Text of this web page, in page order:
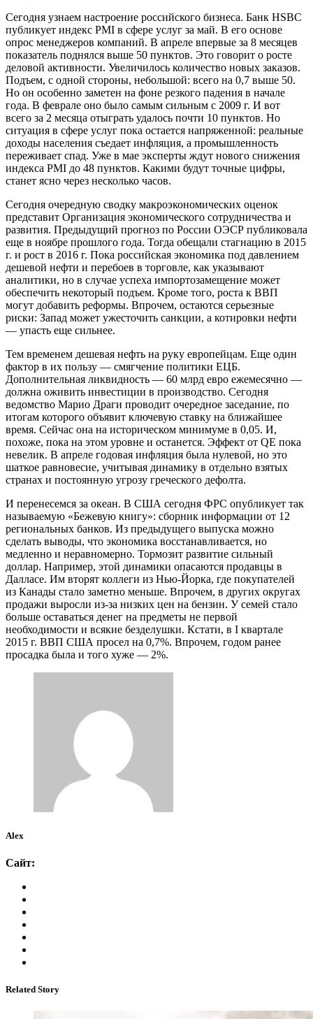
Сегодня узнаем настроение российского бизнеса. Банк HSBC
публикует индекс PMI в сфере услуг за май. В его основе
опрос менеджеров компаний. В апреле впервые за 8 месяцев
показатель поднялся выше 50 пунктов. Это говорит о росте
деловой активности. Увеличилось количество новых заказов.
Подъем, с одной стороны, небольшой: всего на 0,7 выше 50.
Но он особенно заметен на фоне резкого падения в начале
года. В феврале оно было самым сильным с 2009 г. И вот
всего за 2 месяца отыграть удалось почти 10 пунктов. Но
ситуация в сфере услуг пока остается напряженной: реальные
доходы населения съедает инфляция, а промышленность
переживает спад. Уже в мае эксперты ждут нового снижения
индекса PMI до 48 пунктов. Какими будут точные цифры,
станет ясно через несколько часов.
Сегодня очередную сводку макроэкономических оценок
представит Организация экономического сотрудничества и
развития. Предыдущий прогноз по России ОЭСР публиковала
еще в ноябре прошлого года. Тогда обещали стагнацию в 2015
г. и рост в 2016 г. Пока российская экономика под давлением
дешевой нефти и перебоев в торговле, как указывают
аналитики, но в случае успеха импортозамещение может
обеспечить некоторый подъем. Кроме того, роста к ВВП
могут добавить реформы. Впрочем, остаются серьезные
риски: Запад может ужесточить санкции, а котировки нефти
— упасть еще сильнее.
Тем временем дешевая нефть на руку европейцам. Еще один
фактор в их пользу — смягчение политики ЕЦБ.
Дополнительная ликвидность — 60 млрд евро ежемесячно —
должна оживить инвестиции в производство. Сегодня
ведомство Марио Драги проводит очередное заседание, по
итогам которого объявит ключевую ставку на ближайшее
время. Сейчас она на историческом минимуме в 0,05. И,
похоже, пока на этом уровне и останется. Эффект от QE пока
невелик. В апреле годовая инфляция была нулевой, но это
шаткое равновесие, учитывая динамику в отдельно взятых
странах и постоянную угрозу греческого дефолта.
И перенесемся за океан. В США сегодня ФРС опубликует так
называемую «Бежевую книгу»: сборник информации от 12
региональных банков. Из предыдущего выпуска можно
сделать выводы, что экономика восстанавливается, но
медленно и неравномерно. Тормозит развитие сильный
доллар. Например, этой динамики опасаются продавцы в
Далласе. Им вторят коллеги из Нью-Йорка, где покупателей
из Канады стало заметно меньше. Впрочем, в других округах
продажи выросли из-за низких цен на бензин. У семей стало
больше оставаться денег на предметы не первой
необходимости и всякие безделушки. Кстати, в I квартале
2015 г. ВВП США просел на 0,7%. Впрочем, годом ранее
просадка была и того хуже — 2%.
Alex
Сайт:
Related Story